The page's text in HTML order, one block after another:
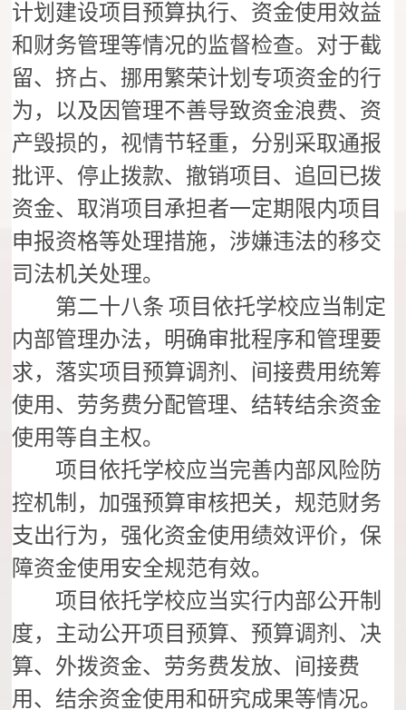
计划建设项目预算执行、资金使用效益
和财务管理等情况的监督检查。对于截
留、挤占、挪用繁荣计划专项资金的行
为，以及因管理不善导致资金浪费、资
产毁损的，视情节轻重，分别采取通报
批评、停止拨款、撤销项目、追回已拨
资金、取消项目承担者一定期限内项目
申报资格等处理措施，涉嫌违法的移交
司法机关处理。
第二十八条 项目依托学校应当制定
内部管理办法，明确审批程序和管理要
求，落实项目预算调剂、间接费用统筹
使用、劳务费分配管理、结转结余资金
使用等自主权。
项目依托学校应当完善内部风险防
控机制，加强预算审核把关，规范财务
支出行为，强化资金使用绩效评价，保
障资金使用安全规范有效。
项目依托学校应当实行内部公开制
度，主动公开项目预算、预算调剂、决
算、外拨资金、劳务费发放、间接费
用、结余资金使用和研究成果等情况。